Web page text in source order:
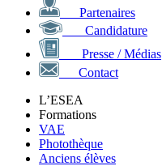
Partenaires
Candidature
Presse / Médias
Contact
L’ESEA
Formations
VAE
Photothèque
Anciens élèves